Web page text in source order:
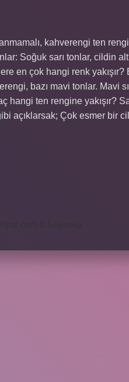
kahverengi ten
Soğuk sarı tonlar, cildin
en çok hangi renk yakışır?
bazı mavi tonlar. Mavi
hangi ten rengine yakışır?
açıklarsak; Çok esmer bir